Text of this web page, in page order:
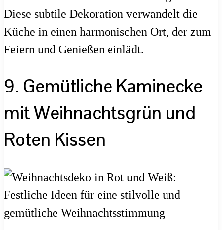
Diese subtile Dekoration verwandelt die
Küche in einen harmonischen Ort, der zum
Feiern und Genießen einlädt.
9. Gemütliche Kaminecke
mit Weihnachtsgrün und
Roten Kissen